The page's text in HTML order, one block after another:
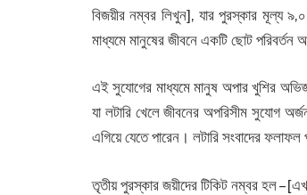
বিজয়ীর নম্বর লিখুন], যার পুরস্কার মূল্য
মাধ্যমে মানুষের জীবনে একটি ছোট পরিবর্তন
এই সুযোগের মাধ্যমে মানুষ অপার খুশির
যা লটারি খেলে জীবনের অপরিসীম সুযোগ
এগিয়ে যেতে পারেন। লটারি সংবাদের
তৃতীয় পুরস্কার জয়ীদের টিকিট নম্বর হল –